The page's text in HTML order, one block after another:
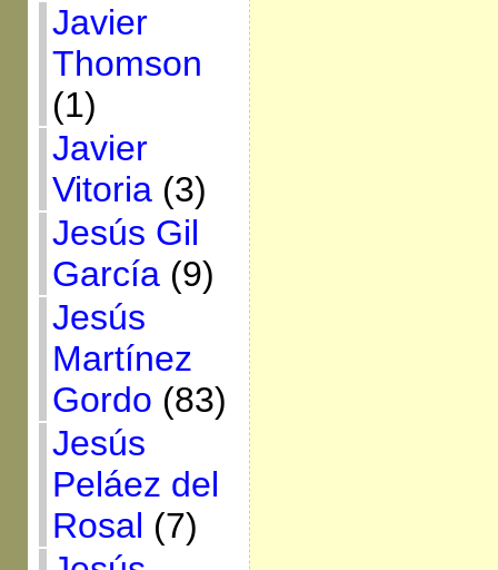
Javier
Thomson
(1)
Javier
Vitoria(3)
Jesús Gil
García(9)
Jesús
Martínez
Gordo (83)
Jesús
Peláez del
Rosal (7)